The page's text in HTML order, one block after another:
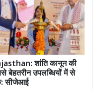
शांति कानून की
बेहतरीन उपलब्धियों में से
सीजेआई